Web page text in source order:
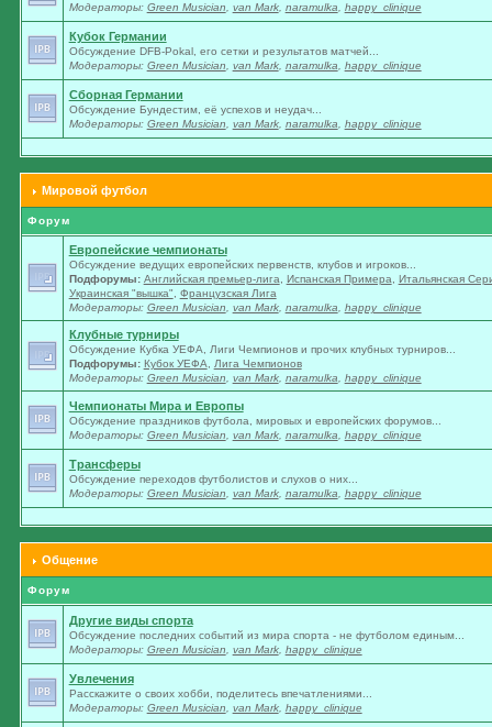
Модераторы: Green Musician van Mark, naramulka happy_clinique
Кубок Германии
Обсуждение DFB-Pokal, его сетки и результатов матчей...
Модераторы: Green Musician van Mark, naramulka happy_clinique
Сборная Германии
Обсуждение Бундестим, её успехов и неудач...
Модераторы: Green Musician van Mark, naramulka happy_clinique
Мировой футбол
Форум
Европейские чемпионаты
Обсуждение ведущих европейских первенств, клубов и игроков...
Подфорумы: Английская премьер-лига Испанская Примера
Итальянская
Украинская "вышка"
Французская Лига
Модераторы: Green Musician van Mark, naramulka happy_clinique
Клубные турниры
Обсуждение Кубка УЕФА, Лиги Чемпионов и прочих клубных турниров...
Подфорумы: Кубок УЕФА
Лига Чемпионов
Модераторы: Green Musician van Mark, naramulka happy_clinique
Чемпионаты Мира и Европы
Обсуждение праздников футбола, мировых и европейских форумов...
Модераторы: Green Musician van Mark, naramulka happy_clinique
Трансферы
Обсуждение переходов футболистов и слухов о них...
Модераторы: Green Musician van Mark, naramulka happy_clinique
Общение
Форум
Другие виды спорта
Обсуждение последних событий из мира спорта - не футболом единым...
Модераторы: Green Musician van Mark, happy_clinique
Увлечения
Расскажите о своих хобби, поделитесь впечатлениями...
Модераторы: Green Musician van Mark, happy_clinique